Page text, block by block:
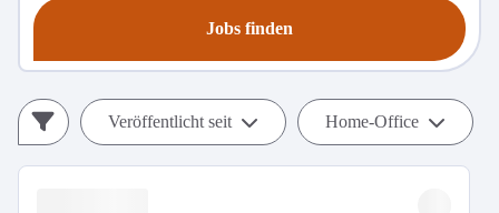
Jobs finden
Veröffentlicht seit Home-Office